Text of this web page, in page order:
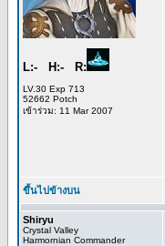
L:- H:- R:
LV.30 Exp 713
52662 Potch
เข้าร่วม: 11 Mar 2007
ขึ้นไปข้างบน
Shiryu
Crystal Valley
Harmornian Commander